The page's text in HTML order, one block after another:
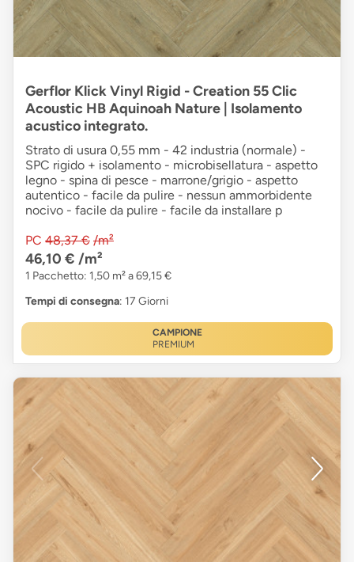
Gerflor Klick Vinyl Rigid - Creation 55 Clic
Acoustic HB Aquinoah Nature | Isolamento
acustico integrato.
Strato di usura 0,55 mm - 42 industria (normale) -
SPC rigido + isolamento - microbisellatura - aspetto
legno - spina di pesce - marrone/grigio - aspetto
autentico - facile da pulire - nessun ammorbidente
nocivo - facile da pulire - facile da installare p
PC 48,37 € /m²
46,10 € /m²
1 Pacchetto: 1,50 m² a 69,15 €
Tempi di consegna: 17 Giorni
CAMPIONE
PREMIUM